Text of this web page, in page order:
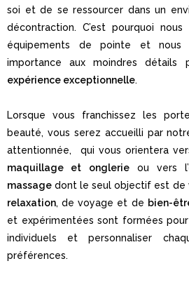
soi et de se ressourcer dans un
décontraction. C’est pourquoi
équipements de pointe et nous
importance aux moindres détails
expérience exceptionnelle.
Lorsque vous franchissez les
beauté, vous serez accueilli par
attentionnée, qui vous orientera
maquillage et onglerieou vers
massage dont le seul objectif est de
relaxation, de voyage et de bien-
et expérimentées sont formées
individuels et personnaliser
préférences.